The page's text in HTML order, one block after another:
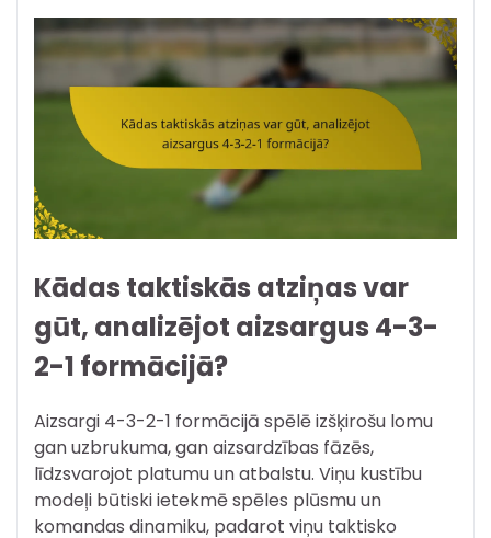
Kādas taktiskās atziņas var
gūt, analizējot aizsargus 4-3-
2-1 formācijā?
Aizsargi 4-3-2-1 formācijā spēlē izšķirošu lomu
gan uzbrukuma, gan aizsardzības fāzēs,
līdzsvarojot platumu un atbalstu. Viņu kustību
modeļi būtiski ietekmē spēles plūsmu un
komandas dinamiku, padarot viņu taktisko